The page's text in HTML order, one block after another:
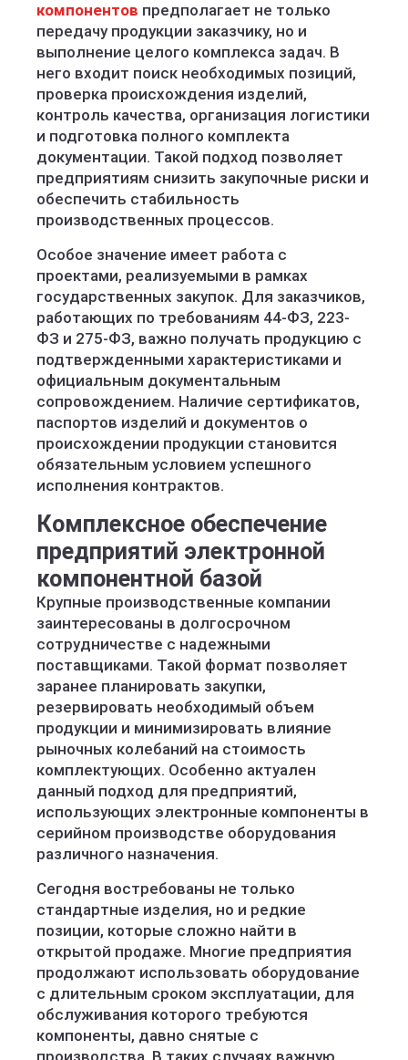
компонентов предполагает не только
передачу продукции заказчику, но и
выполнение целого комплекса задач. В
него входит поиск необходимых позиций,
проверка происхождения изделий,
контроль качества, организация логистики
и подготовка полного комплекта
документации. Такой подход позволяет
предприятиям снизить закупочные риски и
обеспечить стабильность
производственных процессов.
Особое значение имеет работа с
проектами, реализуемыми в рамках
государственных закупок. Для заказчиков,
работающих по требованиям 44-ФЗ, 223-
ФЗ и 275-ФЗ, важно получать продукцию с
подтвержденными характеристиками и
официальным документальным
сопровождением. Наличие сертификатов,
паспортов изделий и документов о
происхождении продукции становится
обязательным условием успешного
исполнения контрактов.
Комплексное обеспечение
предприятий электронной
компонентной базой
Крупные производственные компании
заинтересованы в долгосрочном
сотрудничестве с надежными
поставщиками. Такой формат позволяет
заранее планировать закупки,
резервировать необходимый объем
продукции и минимизировать влияние
рыночных колебаний на стоимость
комплектующих. Особенно актуален
данный подход для предприятий,
использующих электронные компоненты в
серийном производстве оборудования
различного назначения.
Сегодня востребованы не только
стандартные изделия, но и редкие
позиции, которые сложно найти в
открытой продаже. Многие предприятия
продолжают использовать оборудование
с длительным сроком эксплуатации, для
обслуживания которого требуются
компоненты, давно снятые с
производства. В таких случаях важную